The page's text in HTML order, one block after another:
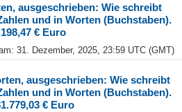
ausgeschrieben: Wie schreibt
und in Worten (Buchstaben).
€ Euro
31. Dezember, 2025, 23:59 UTC (GMT)
ausgeschrieben: Wie schreibt
und in Worten (Buchstaben).
€ Euro